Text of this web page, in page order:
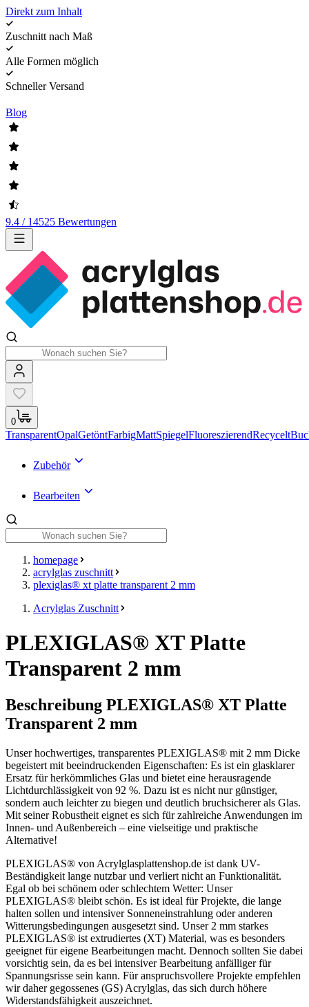
Direkt zum Inhalt
Zuschnitt nach Maß
Alle Formen möglich
Schneller Versand
Blog
9.4 / 14525 Bewertungen
0
TransparentOpalGetöntFarbigMattSpiegelFluoreszierendRecycelt
Zubehör
Bearbeiten
homepage
acrylglas zuschnitt
plexiglas® xt platte transparent 2 mm
Acrylglas Zuschnitt
PLEXIGLAS® XT Platte
Transparent 2 mm
Beschreibung PLEXIGLAS® XT Platte
Transparent 2 mm
Unser hochwertiges, transparentes PLEXIGLAS® mit 2 mm Dicke
begeistert mit beeindruckenden Eigenschaften: Es ist ein glasklarer
Ersatz für herkömmliches Glas und bietet eine herausragende
Lichtdurchlässigkeit von 92 %. Dazu ist es nicht nur günstiger,
sondern auch leichter zu biegen und deutlich bruchsicherer als Glas.
Mit seiner Robustheit eignet es sich für zahlreiche Anwendungen im
Innen- und Außenbereich – eine vielseitige und praktische
Alternative!
PLEXIGLAS® von Acrylglasplattenshop.de ist dank UV-
Beständigkeit lange nutzbar und verliert nicht an Funktionalität.
Egal ob bei schönem oder schlechtem Wetter: Unser
PLEXIGLAS® bleibt schön. Es ist ideal für Projekte, die lange
halten sollen und intensiver Sonneneinstrahlung oder anderen
Witterungsbedingungen ausgesetzt sind. Unser 2 mm starkes
PLEXIGLAS® ist extrudiertes (XT) Material, was es besonders
geeignet für eigene Bearbeitungen macht. Dennoch sollten Sie dabei
vorsichtig sein, da es bei intensiver Bearbeitung anfälliger für
Spannungsrisse sein kann. Für anspruchsvollere Projekte empfehlen
wir daher gegossenes (GS) Acrylglas, das sich durch höhere
Widerstandsfähigkeit auszeichnet.